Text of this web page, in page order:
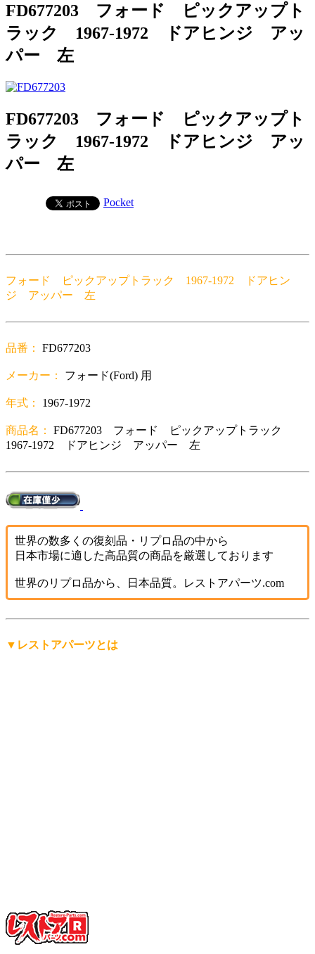
FD677203 フォード ピックアップト
ラック 1967-1972 ドアヒンジ アッ
パー 左
FD677203 フォード ピックアップト
ラック 1967-1972 ドアヒンジ アッ
パー 左
Pocket
フォード ピックアップトラック 1967-1972 ドアヒン
ジ アッパー 左
品番： FD677203
メーカー： フォード(Ford) 用
年式： 1967-1972
商品名： FD677203 フォード ピックアップトラック
1967-1972 ドアヒンジ アッパー 左
世界の数多くの復刻品・リプロ品の中から
日本市場に適した高品質の商品を厳選しております
世界のリプロ品から、日本品質。レストアパーツ.com
▼レストアパーツとは